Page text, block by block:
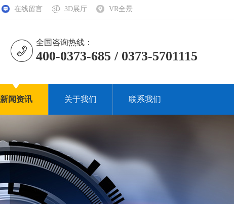
在线留言 3D展厅 VR全景
全国咨询热线：
400-0373-685 / 0373-5701115
新闻资讯 关于我们 联系我们